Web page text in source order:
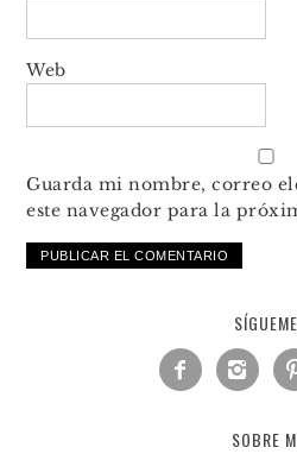
Web
Guarda mi nombre, correo
este navegador para la
SÍGUEME
 
SOBRE